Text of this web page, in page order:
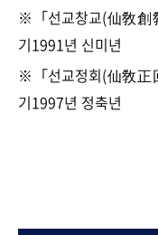
※「선교창교(仙敎創
기1991년 신미년
※「선교정회(仙敎正
기1997년 정축년